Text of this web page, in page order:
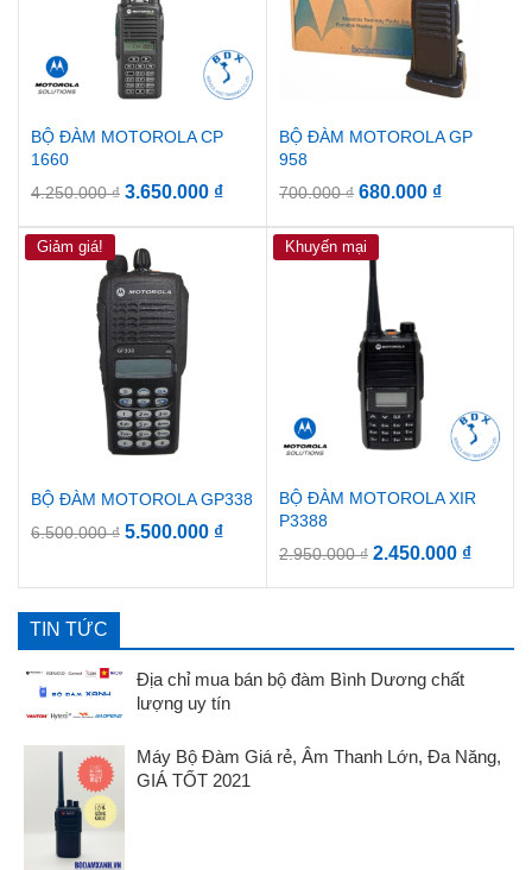
BỘ ĐÀM MOTOROLA CP
1660
4.250.000₫ 3.650.000 ₫
BỘ ĐÀM MOTOROLA GP
958
700.000₫ 680.000 ₫
Giảm giá!
BỘ ĐÀM MOTOROLA GP338
6.500.000₫ 5.500.000 ₫
Khuyến mại
BỘ ĐÀM MOTOROLA XIR
P3388
2.950.000₫ 2.450.000 ₫
TIN TỨC
Địa chỉ mua bán bộ đàm Bình Dương chất
lượng uy tín
Máy Bộ Đàm Giá rẻ, Âm Thanh Lớn, Đa Năng,
GIÁ TỐT 2021